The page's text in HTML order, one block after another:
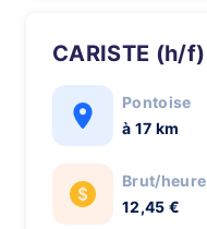
CARISTE (h/f)
Pontoise
à 17 km
Brut/heure
12,45 €